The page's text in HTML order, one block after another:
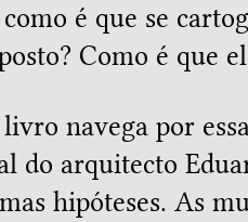
é que se
Como é que
livro navega por
do arquitecto
hipóteses. As